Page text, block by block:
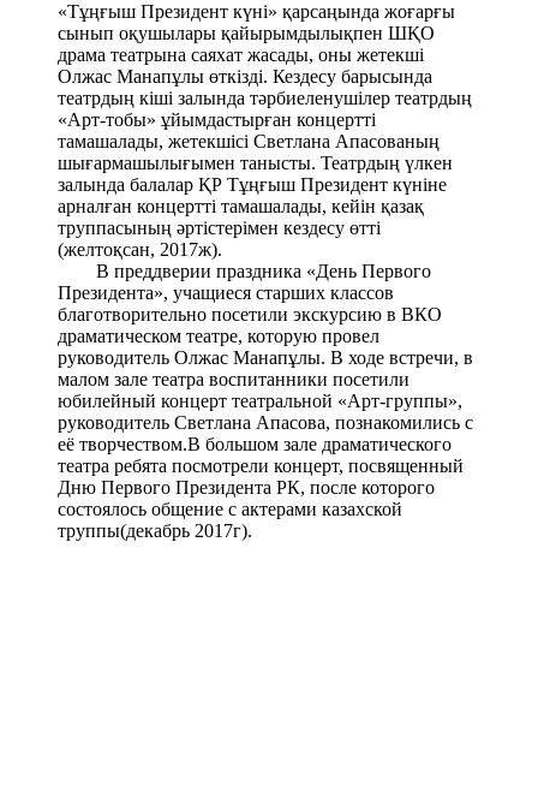
«Тұңғыш Президент күні» қарсаңында жоғарғы
сынып оқушылары қайырымдылықпен ШҚО
драма театрына саяхат жасады, оны жетекші
Олжас Манапұлы өткізді. Кездесу барысында
театрдың кіші залында тәрбиеленушілер театрдың
«Арт-тобы» ұйымдастырған концертті
тамашалады, жетекшісі Светлана Апасованың
шығармашылығымен танысты. Театрдың үлкен
залында балалар ҚР Тұңғыш Президент күніне
арналған концертті тамашалады, кейін қазақ
труппасының әртістерімен кездесу өтті
(желтоқсан, 2017ж).
В преддверии праздника «День Первого
Президента», учащиеся старших классов
благотворительно посетили экскурсию в ВКО
драматическом театре, которую провел
руководитель Олжас Манапұлы. В ходе встречи, в
малом зале театра воспитанники посетили
юбилейный концерт театральной «Арт-группы»,
руководитель Светлана Апасова, познакомились с
её творчеством.В большом зале драматического
театра ребята посмотрели концерт, посвященный
Дню Первого Президента РК, после которого
состоялось общение с актерами казахской
труппы(декабрь 2017г).